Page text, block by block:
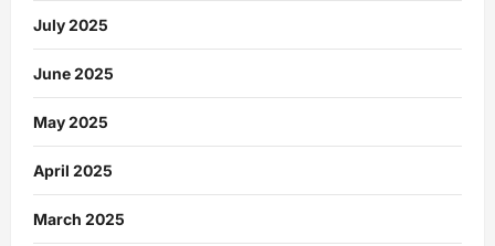
July 2025
June 2025
May 2025
April 2025
March 2025